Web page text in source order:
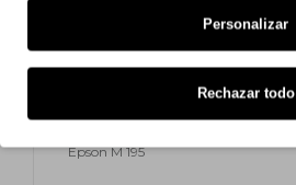
Epson M 185
Epson M 195
Personalizar
Rechazar todo